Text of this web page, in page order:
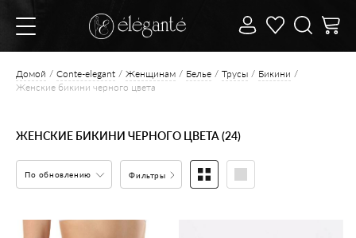
Домой Conte-elegant Женщинам Белье Трусы
Бикини
Женские бикини черного цвета
ЖЕНСКИЕ БИКИНИ ЧЕРНОГО ЦВЕТА (24)
По обновлению Фильтры